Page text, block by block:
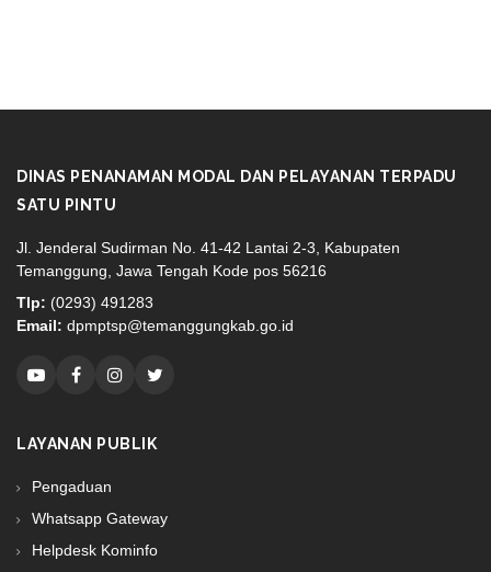
DINAS PENANAMAN MODAL DAN PELAYANAN TERPADU
SATU PINTU
Jl. Jenderal Sudirman No. 41-42 Lantai 2-3, Kabupaten
Temanggung, Jawa Tengah Kode pos 56216
Tlp: (0293) 491283
Email: dpmptsp@temanggungkab.go.id
LAYANAN PUBLIK
Pengaduan
Whatsapp Gateway
Helpdesk Kominfo